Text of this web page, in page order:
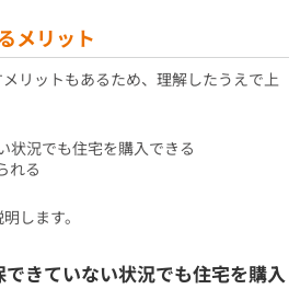
メリット
リットもあるため、理解したうえで上
状況でも住宅を購入できる
れる
します。
きていない状況でも住宅を購入